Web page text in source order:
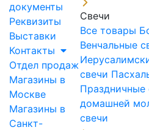
документы
Реквизиты
Выставки
Контакты
Отдел продаж
Магазины в
Москве
Магазины в
Санкт-
Свечи
Все товары
Венчальные
свечи
Праздничные
домашней
свечи